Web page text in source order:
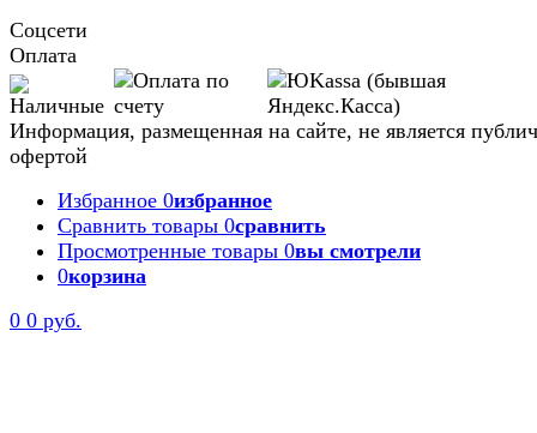
Соцсети
Оплата
Информация, размещенная на сайте, не является
офертой
Избранное 0избранное
Сравнить товары 0сравнить
Просмотренные товары 0вы смотрели
0корзина
0 0 руб.